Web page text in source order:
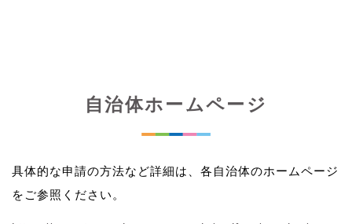
自治体ホームページ
具体的な申請の方法など詳細は、各自治体のホームページ
をご参照ください。